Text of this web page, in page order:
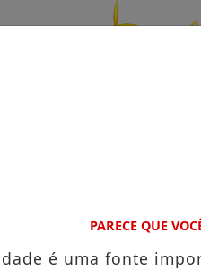
PARECE QUE
é uma fonte